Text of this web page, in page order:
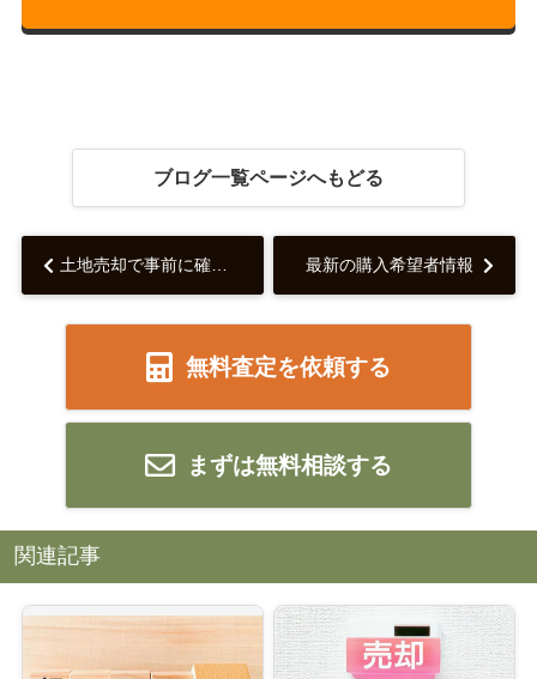
ブログ一覧ページへもどる
土地売却で事前に確認すべき注意点... 最新の購入希望者情報
無料査定を依頼する
まずは無料相談する
関連記事